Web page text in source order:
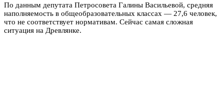
По данным депутата Петросовета Галины Васильевой, средняя
наполняемость в общеобразовательных классах — 27,6 человек,
что не соответствует нормативам. ‎Сейчас самая сложная
ситуация на Древлянке.